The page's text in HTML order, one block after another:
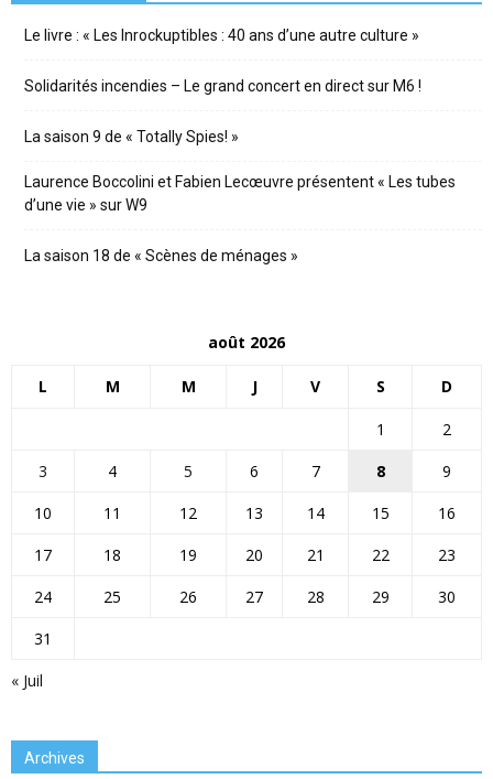
Le livre : « Les Inrockuptibles : 40 ans d’une autre culture »
Solidarités incendies – Le grand concert en direct sur M6 !
La saison 9 de « Totally Spies! »
Laurence Boccolini et Fabien Lecœuvre présentent « Les tubes
d’une vie » sur W9
La saison 18 de « Scènes de ménages »
août 2026
L M M J V S D
« Juil
1
2
3
4 5 6 7 8
9
10
11 12 13 14 15
16
17
18 19 20 21 22
23
24
25 26 27 28 29
30
31
Archives